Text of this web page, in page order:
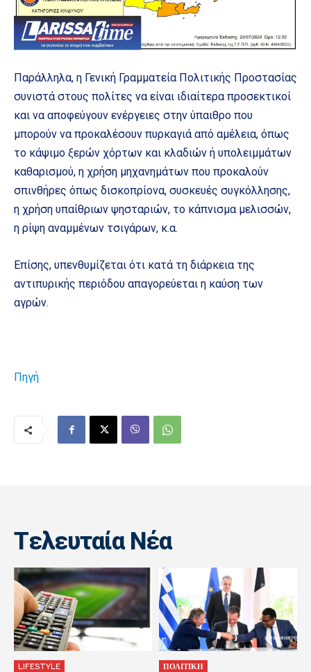
Παράλληλα, η Γενική Γραμματεία Πολιτικής Προστασίας
συνιστά στους πολίτες να είναι ιδιαίτερα προσεκτικοί
και να αποφεύγουν ενέργειες στην ύπαιθρο που
μπορούν να προκαλέσουν πυρκαγιά από αμέλεια, όπως
το κάψιμο ξερών χόρτων και κλαδιών ή υπολειμμάτων
καθαρισμού, η χρήση μηχανημάτων που προκαλούν
σπινθήρες όπως δισκοπρίονα, συσκευές συγκόλλησης,
η χρήση υπαίθριων ψησταριών, το κάπνισμα μελισσών,
η ρίψη αναμμένων τσιγάρων, κ.α.
Επίσης, υπενθυμίζεται ότι κατά τη διάρκεια της
αντιπυρικής περιόδου απαγορεύεται η καύση των
αγρών.
Πηγή
Tελευταία Nέα
LIFESTYLE ΠΟΛΙΤΙΚΗ